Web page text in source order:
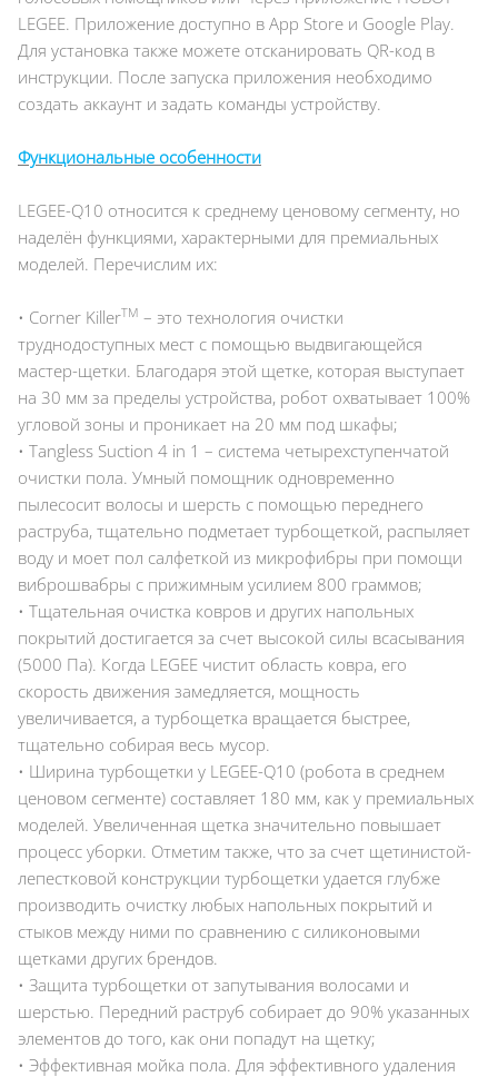
LEGEE. Приложение доступно в App Store и Google Play.
Для установка также можете отсканировать QR-код в
инструкции. После запуска приложения необходимо
создать аккаунт и задать команды устройству.
Функциональные особенности
LEGEE-Q10 относится к среднему ценовому сегменту, но
наделён функциями, характерными для премиальных
моделей. Перечислим их:
• Corner KillerTM – это технология очистки
труднодоступных мест с помощью выдвигающейся
мастер-щетки. Благодаря этой щетке, которая выступает
на 30 мм за пределы устройства, робот охватывает 100%
угловой зоны и проникает на 20 мм под шкафы;
• Tangless Suction 4 in 1 – система четырехступенчатой
очистки пола. Умный помощник одновременно
пылесосит волосы и шерсть с помощью переднего
раструба, тщательно подметает турбощеткой, распыляет
воду и моет пол салфеткой из микрофибры при помощи
виброшвабры с прижимным усилием 800 граммов;
• Тщательная очистка ковров и других напольных
покрытий достигается за счет высокой силы всасывания
(5000 Па). Когда LEGEE чистит область ковра, его
скорость движения замедляется, мощность
увеличивается, а турбощетка вращается быстрее,
тщательно собирая весь мусор.
• Ширина турбощетки у LEGEE-Q10 (робота в среднем
ценовом сегменте) составляет 180 мм, как у премиальных
моделей. Увеличенная щетка значительно повышает
процесс уборки. Отметим также, что за счет щетинистой-
лепестковой конструкции турбощетки удается глубже
производить очистку любых напольных покрытий и
стыков между ними по сравнению с силиконовыми
щетками других брендов.
• Защита турбощетки от запутывания волосами и
шерстью. Передний раструб собирает до 90% указанных
элементов до того, как они попадут на щетку;
• Эффективная мойка пола. Для эффективного удаления